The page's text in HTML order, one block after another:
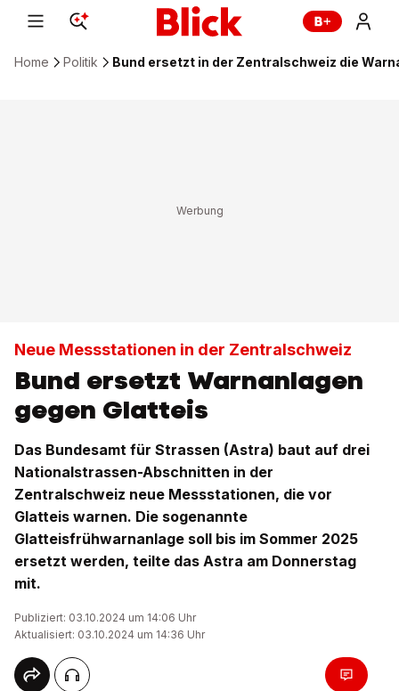
Home Politik Bund ersetzt in der Zentralschweiz die
Neue Messstationen in der Zentralschweiz
Bund ersetzt Warnanlagen
gegen Glatteis
Das Bundesamt für Strassen (Astra) baut auf drei
Nationalstrassen-Abschnitten in der
Zentralschweiz neue Messstationen, die vor
Glatteis warnen. Die sogenannte
Glatteisfrühwarnanlage soll bis im Sommer 2025
ersetzt werden, teilte das Astra am Donnerstag
mit.
Publiziert: 03.10.2024 um 14:06 Uhr
Aktualisiert: 03.10.2024 um 14:36 Uhr